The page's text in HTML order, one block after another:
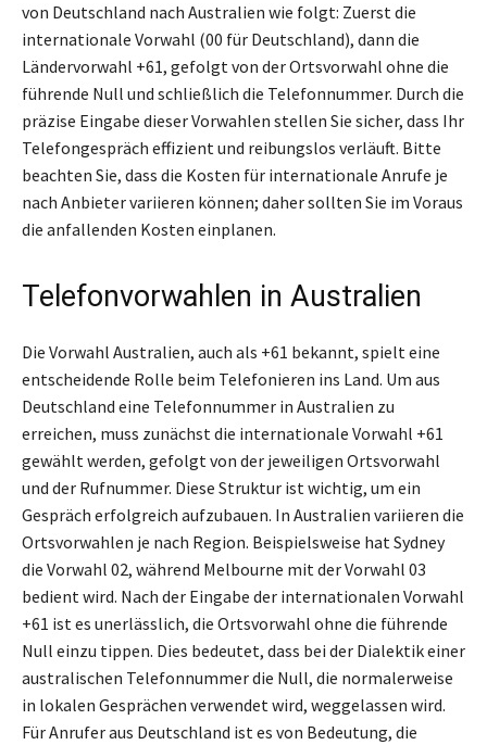
von Deutschland nach Australien wie folgt: Zuerst die
internationale Vorwahl (00 für Deutschland), dann die
Ländervorwahl +61, gefolgt von der Ortsvorwahl ohne die
führende Null und schließlich die Telefonnummer. Durch die
präzise Eingabe dieser Vorwahlen stellen Sie sicher, dass Ihr
Telefongespräch effizient und reibungslos verläuft. Bitte
beachten Sie, dass die Kosten für internationale Anrufe je
nach Anbieter variieren können; daher sollten Sie im Voraus
die anfallenden Kosten einplanen.
Telefonvorwahlen in Australien
Die Vorwahl Australien, auch als +61 bekannt, spielt eine
entscheidende Rolle beim Telefonieren ins Land. Um aus
Deutschland eine Telefonnummer in Australien zu
erreichen, muss zunächst die internationale Vorwahl +61
gewählt werden, gefolgt von der jeweiligen Ortsvorwahl
und der Rufnummer. Diese Struktur ist wichtig, um ein
Gespräch erfolgreich aufzubauen. In Australien variieren die
Ortsvorwahlen je nach Region. Beispielsweise hat Sydney
die Vorwahl 02, während Melbourne mit der Vorwahl 03
bedient wird. Nach der Eingabe der internationalen Vorwahl
+61 ist es unerlässlich, die Ortsvorwahl ohne die führende
Null einzu tippen. Dies bedeutet, dass bei der Dialektik einer
australischen Telefonnummer die Null, die normalerweise
in lokalen Gesprächen verwendet wird, weggelassen wird.
Für Anrufer aus Deutschland ist es von Bedeutung, die